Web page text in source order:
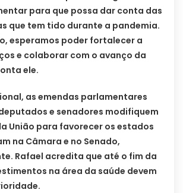
para que possa dar conta das
que tem tido durante a pandemia.
esperamos poder fortalecer a
e colaborar com o avanço da
ele.
as emendas parlamentares
e senadores modifiquem
União para favorecer os estados
na Câmara e no Senado,
Rafael acredita que até o fim da
na área da saúde devem